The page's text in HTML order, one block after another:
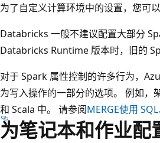
为了自定义计算环境中的设置，您可
Databricks 一般不建议配置大部分
Databricks Runtime 版本时，旧的
对于 Spark 属性控制的许多行为，
为写入操作的一部分的选项。 例如
和 Scala 中。 请参阅MERGE使用
为笔记本和作业